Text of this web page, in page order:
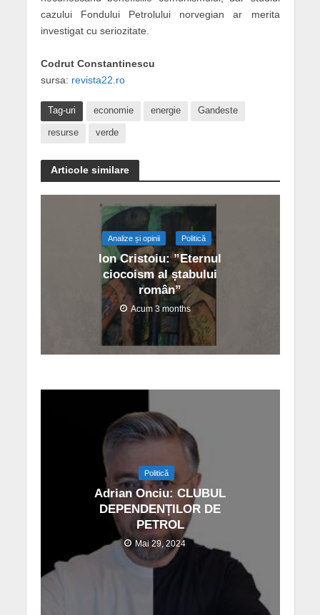
cazului Fondului Petrolului norvegian ar merita
investigat cu seriozitate.
Codrut Constantinescu
sursa: revista22.ro
Tag-uri economie energie Gandeste
resurse verde
Articole similare
Analize și opinii Politică
Ion Cristoiu: ”Eternul
ciocoism al ștabului
român”
Acum 3 months
Politică
Adrian Onciu: CLUBUL
DEPENDENȚILOR DE
PETROL
Mai 29, 2024